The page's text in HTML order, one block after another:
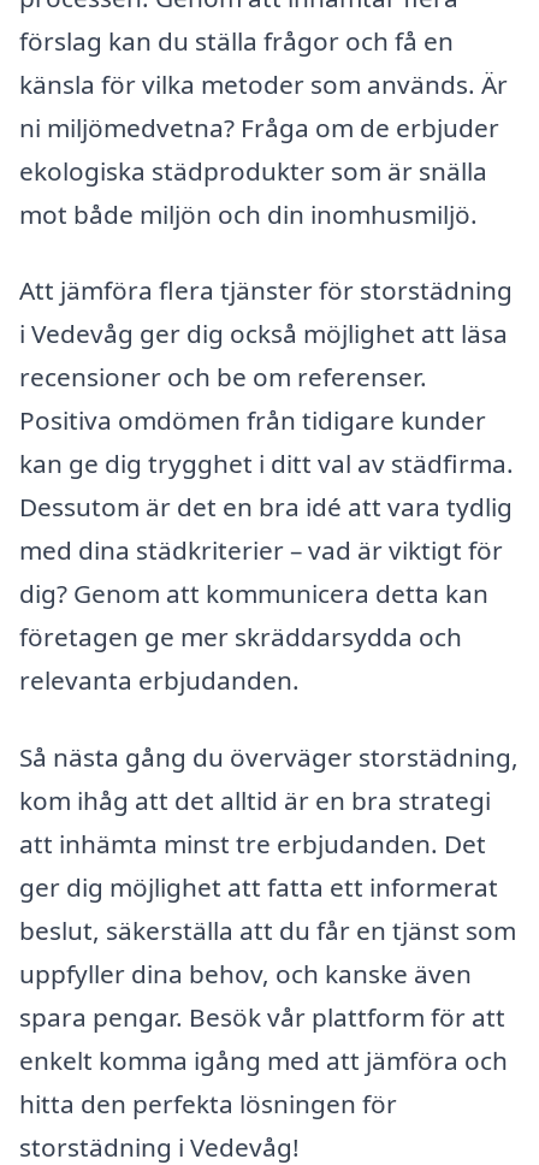
förslag kan du ställa frågor och få en
känsla för vilka metoder som används. Är
ni miljömedvetna? Fråga om de erbjuder
ekologiska städprodukter som är snälla
mot både miljön och din inomhusmiljö.
Att jämföra flera tjänster för storstädning
i Vedevåg ger dig också möjlighet att läsa
recensioner och be om referenser.
Positiva omdömen från tidigare kunder
kan ge dig trygghet i ditt val av städfirma.
Dessutom är det en bra idé att vara tydlig
med dina städkriterier – vad är viktigt för
dig? Genom att kommunicera detta kan
företagen ge mer skräddarsydda och
relevanta erbjudanden.
Så nästa gång du överväger storstädning,
kom ihåg att det alltid är en bra strategi
att inhämta minst tre erbjudanden. Det
ger dig möjlighet att fatta ett informerat
beslut, säkerställa att du får en tjänst som
uppfyller dina behov, och kanske även
spara pengar. Besök vår plattform för att
enkelt komma igång med att jämföra och
hitta den perfekta lösningen för
storstädning i Vedevåg!